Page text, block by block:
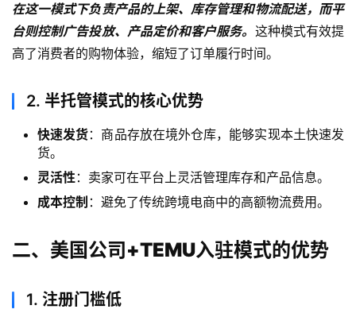
在这一模式下负责产品的上架、库存管理和物流配送，而平
台则控制广告投放、产品定价和客户服务。 这种模式有效提
高了消费者的购物体验，缩短了订单履行时间。
2. 半托管模式的核心优势
快速发货：商品存放在境外仓库，能够实现本土快速发
货。
灵活性：卖家可在平台上灵活管理库存和产品信息。
成本控制 ：避免了传统跨境电商中的高额物流费用。
二、美国公司+TEMU入驻模式的优势
1. 注册门槛低